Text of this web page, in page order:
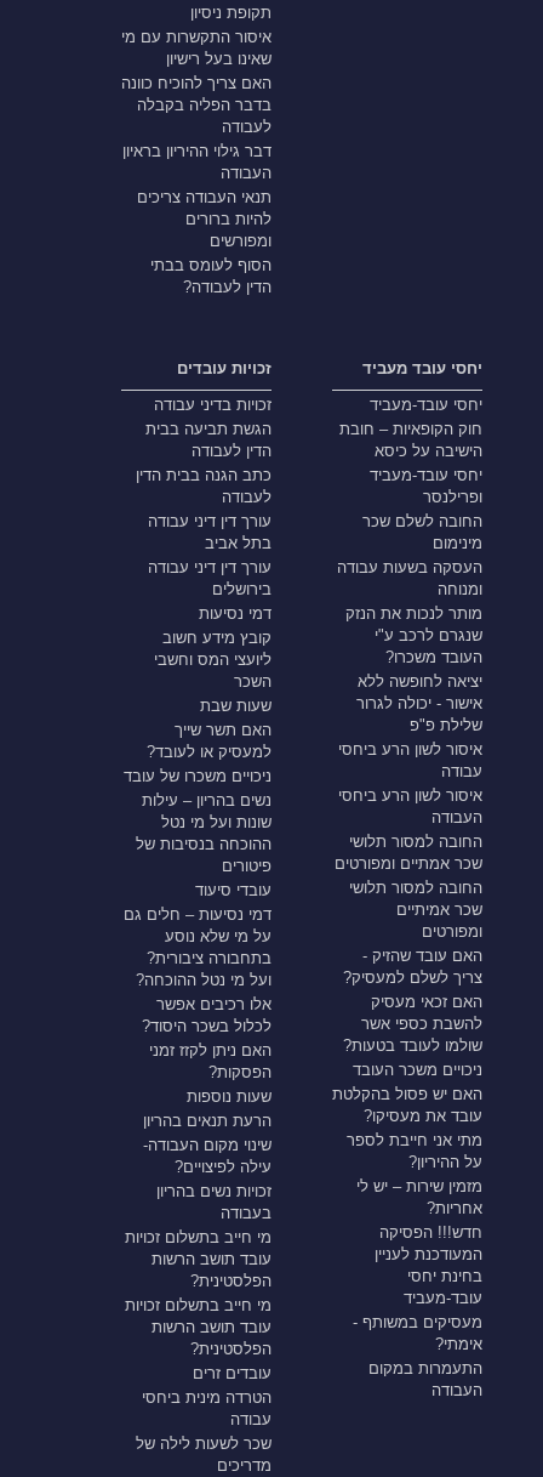
תקופת ניסיון
איסור התקשרות עם מי
שאינו בעל רישיון
האם צריך להוכיח כוונה
בדבר הפליה בקבלה
לעבודה
דבר גילוי ההיריון בראיון
העבודה
תנאי העבודה צריכים
להיות ברורים
ומפורשים
הסוף לעומס בבתי
הדין לעבודה?
יחסי עובד מעביד
יחסי עובד-מעביד
חוק הקופאיות – חובת
הישיבה על כיסא
יחסי עובד-מעביד
ופרילנסר
החובה לשלם שכר
מינימום
העסקה בשעות עבודה
ומנוחה
מותר לנכות את הנזק
שנגרם לרכב ע"י
העובד משכרו?
יציאה לחופשה ללא
אישור - יכולה לגרור
שלילת פ"פ
איסור לשון הרע ביחסי
עבודה
איסור לשון הרע ביחסי
העבודה
החובה למסור תלושי
שכר אמתיים ומפורטים
החובה למסור תלושי
שכר אמיתיים
ומפורטים
האם עובד שהזיק -
צריך לשלם למעסיק?
האם זכאי מעסיק
להשבת כספי אשר
שולמו לעובד בטעות?
ניכויים משכר העובד
האם יש פסול בהקלטת
עובד את מעסיקו?
מתי אני חייבת לספר
על ההיריון?
מזמין שירות – יש לי
אחריות?
חדש!!! הפסיקה
המעודכנת לעניין
בחינת יחסי
עובד-מעביד
מעסיקים במשותף -
אימתי?
התעמרות במקום
העבודה
זכויות עובדים
זכויות בדיני עבודה
הגשת תביעה בבית
הדין לעבודה
כתב הגנה בבית הדין
לעבודה
עורך דין דיני עבודה
בתל אביב
עורך דין דיני עבודה
בירושלים
דמי נסיעות
קובץ מידע חשוב
ליועצי המס וחשבי
השכר
שעות שבת
האם תשר שייך
למעסיק או לעובד?
ניכויים משכרו של עובד
נשים בהריון – עילות
שונות ועל מי נטל
ההוכחה בנסיבות של
פיטורים
עובדי סיעוד
דמי נסיעות – חלים גם
על מי שלא נוסע
בתחבורה ציבורית?
ועל מי נטל ההוכחה?
אלו רכיבים אפשר
לכלול בשכר היסוד?
האם ניתן לקזז זמני
הפסקות?
שעות נוספות
הרעת תנאים בהריון
שינוי מקום העבודה-
עילה לפיצויים?
זכויות נשים בהריון
בעבודה
מי חייב בתשלום זכויות
עובד תושב הרשות
הפלסטינית?
מי חייב בתשלום זכויות
עובד תושב הרשות
הפלסטינית?
עובדים זרים
הטרדה מינית ביחסי
עבודה
שכר לשעות לילה של
מדריכים